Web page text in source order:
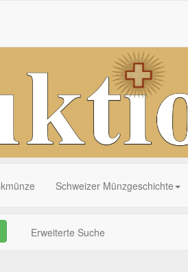
Schweizer Münzgeschichte
Erweiterte Suche